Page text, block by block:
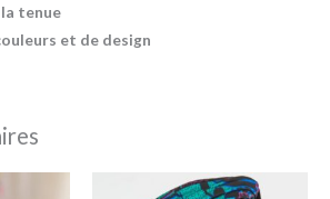
tenue
et de design